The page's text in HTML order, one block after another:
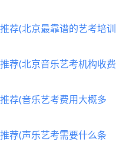
荐(北京最靠谱的艺考培训
荐(北京音乐艺考机构收费
荐(音乐艺考费用大概多
荐(声乐艺考需要什么条